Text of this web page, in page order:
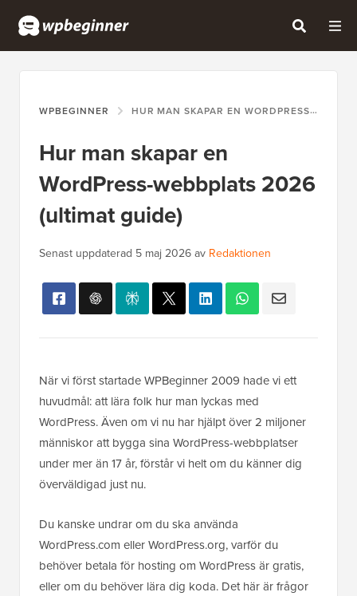
WPBEGINNER HUR MAN SKAPAR EN WORDPRESS-WEBBPLATS 2026 (ULTIMAT GUIDE)
Hur man skapar en
WordPress-webbplats 2026
(ultimat guide)
Senast uppdaterad 5 maj 2026 av Redaktionen
När vi först startade WPBeginner 2009 hade vi ett
huvudmål: att lära folk hur man lyckas med
WordPress. Även om vi nu har hjälpt över 2 miljoner
människor att bygga sina WordPress-webbplatser
under mer än 17 år, förstår vi helt om du känner dig
överväldigad just nu.
Du kanske undrar om du ska använda
WordPress.com eller WordPress.org, varför du
behöver betala för hosting om WordPress är gratis,
eller om du behöver lära dig koda. Det här är frågor